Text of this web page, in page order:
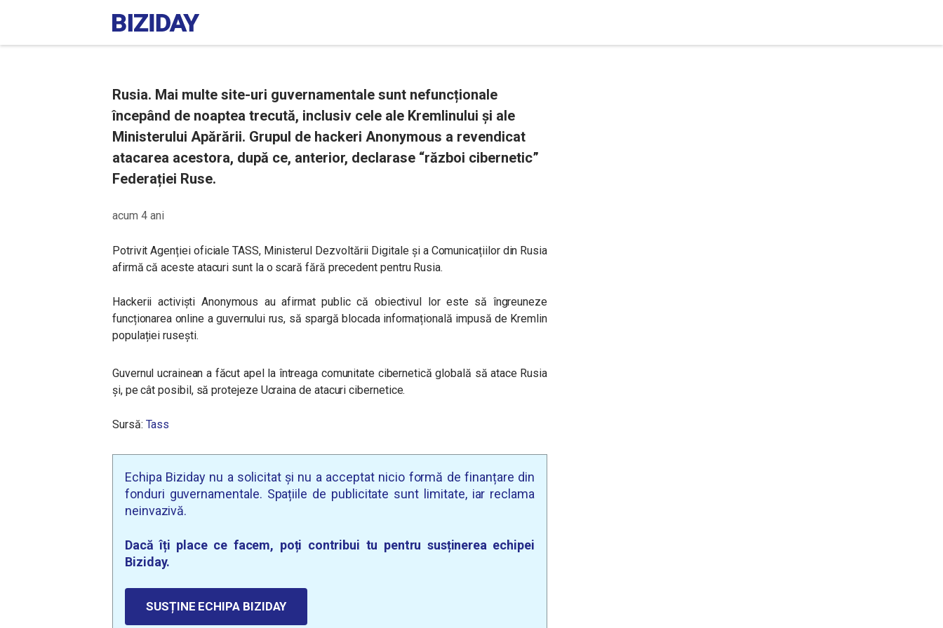
Rusia. Mai multe site-uri guvernamentale sunt nefuncționale
începând de noaptea trecută, inclusiv cele ale Kremlinului și ale
Ministerului Apărării. Grupul de hackeri Anonymous a revendicat
atacarea acestora, după ce, anterior, declarase “război cibernetic”
Federației Ruse.
acum 4 ani
Potrivit Agenției oficiale TASS, Ministerul Dezvoltării Digitale și a Comunicațiilor din Rusia
afirmă că aceste atacuri sunt la o scară fără precedent pentru Rusia.
Hackerii activiști Anonymous au afirmat public că obiectivul lor este să îngreuneze
funcționarea online a guvernului rus, să spargă blocada informațională impusă de Kremlin
populației rusești.
Guvernul ucrainean a făcut apel la întreaga comunitate cibernetică globală să atace Rusia
și, pe cât posibil, să protejeze Ucraina de atacuri cibernetice.
Sursă: Tass
Echipa Biziday nu a solicitat și nu a acceptat nicio formă de finanțare din
fonduri guvernamentale. Spațiile de publicitate sunt limitate, iar reclama
neinvazivă.
Dacă îți place ce facem, poți contribui tu pentru susținerea echipei
Biziday.
SUSȚINE ECHIPA BIZIDAY